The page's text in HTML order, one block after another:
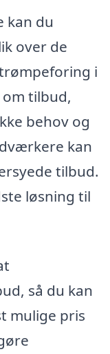
kan du
over de
i
tilbud,
behov og
kan
tilbud.
løsning til
så du kan
mulige pris